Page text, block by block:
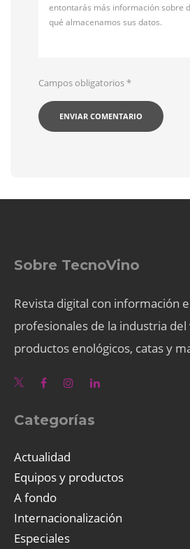
entontarás más información sobre
qué almacenamos sus datos.
Campos obligatorios*
Sobre TecnoVino
Revista digital con información
profesionales de la industria del
productos enológicos, catas y
Categorías
Actualidad
Equipos y productos
A fondo
Internacionalización
Especiales